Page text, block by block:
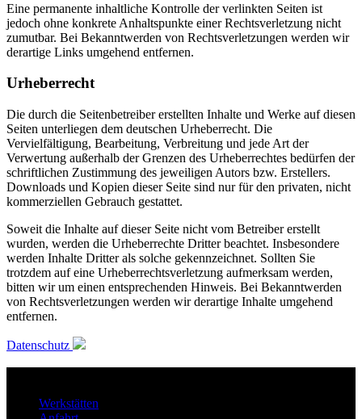
Eine permanente inhaltliche Kontrolle der verlinkten Seiten ist
jedoch ohne konkrete Anhaltspunkte einer Rechtsverletzung nicht
zumutbar. Bei Bekanntwerden von Rechtsverletzungen werden wir
derartige Links umgehend entfernen.
Urheberrecht
Die durch die Seitenbetreiber erstellten Inhalte und Werke auf diesen
Seiten unterliegen dem deutschen Urheberrecht. Die
Vervielfältigung, Bearbeitung, Verbreitung und jede Art der
Verwertung außerhalb der Grenzen des Urheberrechtes bedürfen der
schriftlichen Zustimmung des jeweiligen Autors bzw. Erstellers.
Downloads und Kopien dieser Seite sind nur für den privaten, nicht
kommerziellen Gebrauch gestattet.
Soweit die Inhalte auf dieser Seite nicht vom Betreiber erstellt
wurden, werden die Urheberrechte Dritter beachtet. Insbesondere
werden Inhalte Dritter als solche gekennzeichnet. Sollten Sie
trotzdem auf eine Urheberrechtsverletzung aufmerksam werden,
bitten wir um einen entsprechenden Hinweis. Bei Bekanntwerden
von Rechtsverletzungen werden wir derartige Inhalte umgehend
entfernen.
Datenschutz
Werkstätten